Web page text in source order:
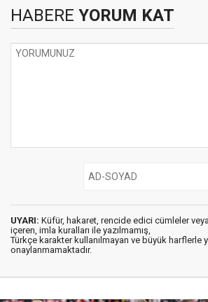
HABERE YORUM KAT
UYARI: Küfür, hakaret, rencide edici cümleler
içeren, imla kuralları ile yazılmamış,
Türkçe karakter kullanılmayan ve büyük harflerle
onaylanmamaktadır.